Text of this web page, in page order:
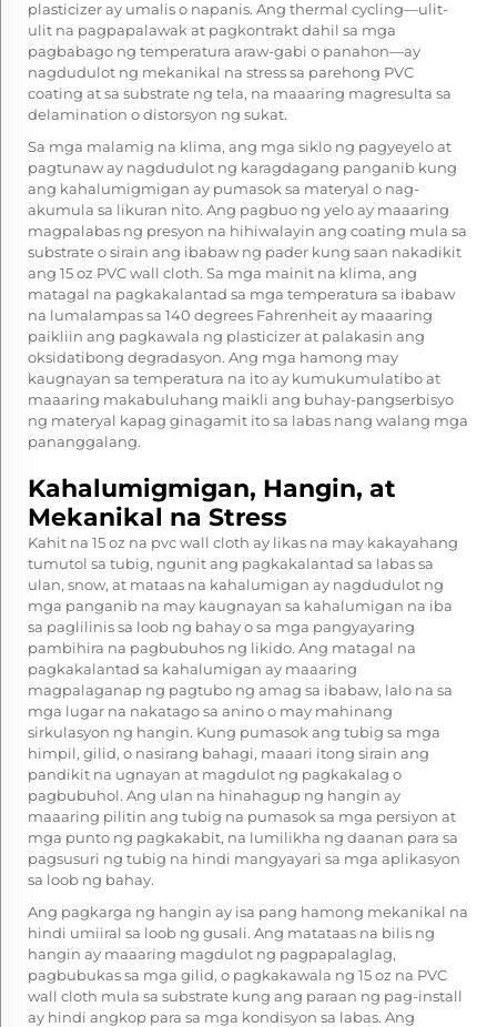
plasticizer ay umalis o napanis. Ang thermal cycling—ulit-
ulit na pagpapalawak at pagkontrakt dahil sa mga
pagbabago ng temperatura araw-gabi o panahon—ay
nagdudulot ng mekanikal na stress sa parehong PVC
coating at sa substrate ng tela, na maaaring magresulta sa
delamination o distorsyon ng sukat.
Sa mga malamig na klima, ang mga siklo ng pagyeyelo at
pagtunaw ay nagdudulot ng karagdagang panganib kung
ang kahalumigmigan ay pumasok sa materyal o nag-
akumula sa likuran nito. Ang pagbuo ng yelo ay maaaring
magpalabas ng presyon na hihiwalayin ang coating mula sa
substrate o sirain ang ibabaw ng pader kung saan nakadikit
ang 15 oz PVC wall cloth. Sa mga mainit na klima, ang
matagal na pagkakalantad sa mga temperatura sa ibabaw
na lumalampas sa 140 degrees Fahrenheit ay maaaring
paikliin ang pagkawala ng plasticizer at palakasin ang
oksidatibong degradasyon. Ang mga hamong may
kaugnayan sa temperatura na ito ay kumukumulatibo at
maaaring makabuluhang maikli ang buhay-pangserbisyo
ng materyal kapag ginagamit ito sa labas nang walang mga
pananggalang.
Kahalumigmigan, Hangin, at
Mekanikal na Stress
Kahit na 15 oz na pvc wall cloth ay likas na may kakayahang
tumutol sa tubig, ngunit ang pagkakalantad sa labas sa
ulan, snow, at mataas na kahalumigan ay nagdudulot ng
mga panganib na may kaugnayan sa kahalumigan na iba
sa paglilinis sa loob ng bahay o sa mga pangyayaring
pambihira na pagbubuhos ng likido. Ang matagal na
pagkakalantad sa kahalumigan ay maaaring
magpalaganap ng pagtubo ng amag sa ibabaw, lalo na sa
mga lugar na nakatago sa anino o may mahinang
sirkulasyon ng hangin. Kung pumasok ang tubig sa mga
himpil, gilid, o nasirang bahagi, maaari itong sirain ang
pandikit na ugnayan at magdulot ng pagkakalag o
pagbubuhol. Ang ulan na hinahagup ng hangin ay
maaaring pilitin ang tubig na pumasok sa mga persiyon at
mga punto ng pagkakabit, na lumilikha ng daanan para sa
pagsusuri ng tubig na hindi mangyayari sa mga aplikasyon
sa loob ng bahay.
Ang pagkarga ng hangin ay isa pang hamong mekanikal na
hindi umiiral sa loob ng gusali. Ang matataas na bilis ng
hangin ay maaaring magdulot ng pagpapalaglag,
pagbubukas sa mga gilid, o pagkakawala ng 15 oz na PVC
wall cloth mula sa substrate kung ang paraan ng pag-install
ay hindi angkop para sa mga kondisyon sa labas. Ang